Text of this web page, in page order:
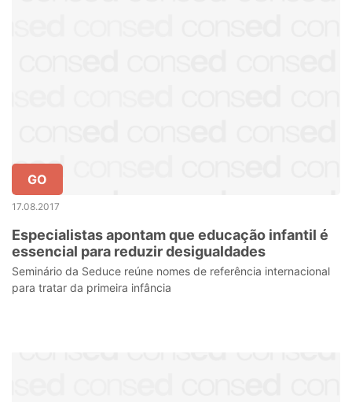
GO
17.08.2017
Especialistas apontam que educação infantil é
essencial para reduzir desigualdades
Seminário da Seduce reúne nomes de referência internacional
para tratar da primeira infância